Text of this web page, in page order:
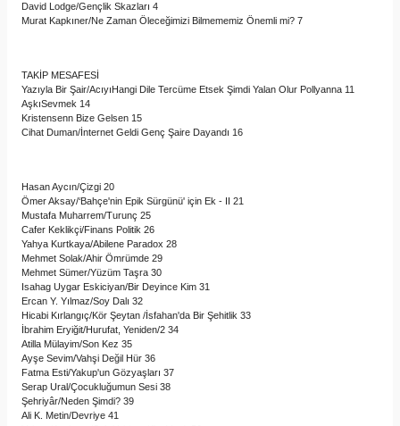
David Lodge/Gençlik Skazları 4
Murat Kapkıner/Ne Zaman Öleceğimizi Bilmememiz Önemli mi? 7
TAKİP MESAFESİ
Yazıyla Bir Şair/AcıyıHangi Dile Tercüme Etsek Şimdi Yalan Olur Pollyanna 11
AşkıSevmek 14
Kristensenn Bize Gelsen 15
Cihat Duman/İnternet Geldi Genç Şaire Dayandı 16
Hasan Aycın/Çizgi 20
Ömer Aksay/‘Bahçe'nin Epik Sürgünü' için Ek - II 21
Mustafa Muharrem/Turunç 25
Cafer Keklikçi/Finans Politik 26
Yahya Kurtkaya/Abilene Paradox 28
Mehmet Solak/Ahir Ömrümde 29
Mehmet Sümer/Yüzüm Taşra 30
Isahag Uygar Eskiciyan/Bir Deyince Kim 31
Ercan Y. Yılmaz/Soy Dalı 32
Hicabi Kırlangıç/Kör Şeytan /İsfahan'da Bir Şehitlik 33
İbrahim Eryiğit/Hurufat, Yeniden/2 34
Atilla Mülayim/Son Kez 35
Ayşe Sevim/Vahşi Değil Hür 36
Fatma Esti/Yakup'un Gözyaşları 37
Serap Ural/Çocukluğumun Sesi 38
Şehriyâr/Neden Şimdi? 39
Ali K. Metin/Devriye 41